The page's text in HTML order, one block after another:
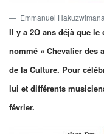
Emmanuel Hakuzwimana
Il y a 2O ans déjà que le
nommé « Chevalier des
de la Culture. Pour
lui et différents
février.